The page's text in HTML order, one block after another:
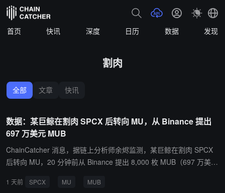
首页 快讯 深度 日历 数据 发现
割肉
全部 文章 快讯
数据：某巨鲸在割肉 SPCX 后转向 MU，从 Binance 提出
697 万美元 MUB
ChainCatcher 消息，据链上分析师余烬监测，某巨鲸在割肉 SPCX
后转向 MU，20 分钟前从 Binance 提出 8,000 枚 MUB（697 万美
1 天前 SPCX MU MUB